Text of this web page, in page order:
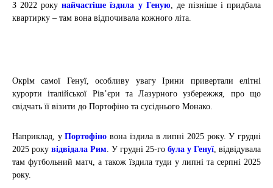
З 2022 рокунайчастіше їздила у Геную, де пізніше і придбала
квартирку – там вона відпочивала кожного літа.
Окрім самої Генуї, особливу увагу Ірини привертали елітні
курорти італійської Рів’єри та Лазурного узбережжя, про що
свідчать її візити до Портофіно та сусіднього Монако.
Наприклад, уПортофіно вона їздила в липні 2025 року. У грудні
2025 року відвідала Рим. У грудні 25-го була у Генуї, відвідувала
там футбольний матч, а також їздила туди у липні та серпні 2025
року.